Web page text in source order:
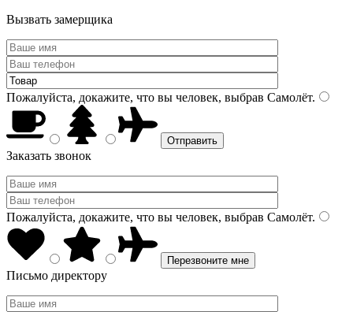
Вызвать замерщика
Пожалуйста, докажите, что вы человек, выбрав Самолёт.
Заказать звонок
Пожалуйста, докажите, что вы человек, выбрав Самолёт.
Письмо директору